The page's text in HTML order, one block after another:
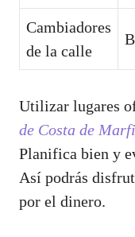
Cambiadores
de la calle
Utilizar lugares
de Costa de
Planifica bien y
Así podrás
por el dinero.